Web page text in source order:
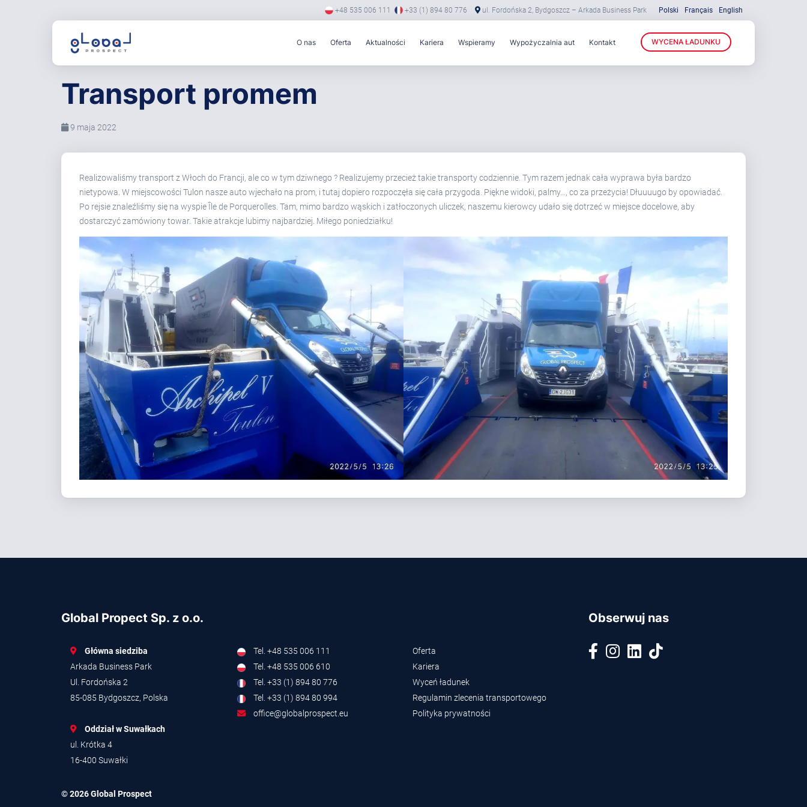
+48 535 006 111 +33 (1) 894 80 776 ul. Fordońska 2, Bydgoszcz – Arkada Business Park Polski Français English
O nas Oferta Aktualności Kariera Wspieramy Wypożyczalnia aut Kontakt WYCENA ŁADUNKU
Transport promem
9 maja 2022
Realizowaliśmy transport z Włoch do Francji, ale co w tym dziwnego ? Realizujemy przecież takie transporty codziennie. Tym razem jednak cała wyprawa była bardzo
nietypowa. W miejscowości Tulon nasze auto wjechało na prom, i tutaj dopiero rozpoczęła się cała przygoda. Piękne widoki, palmy…, co za przeżycia! Dłuuuugo by opowiadać.
Po rejsie znaleźliśmy się na wyspie Île de Porquerolles. Tam, mimo bardzo wąskich i zatłoczonych uliczek, naszemu kierowcy udało się dotrzeć w miejsce docelowe, aby
dostarczyć zamówiony towar. Takie atrakcje lubimy najbardziej. Miłego poniedziałku!
Global Propect Sp. z o.o.
Główna siedziba
Arkada Business Park
Ul. Fordońska 2
85-085 Bydgoszcz, Polska
Oddział w Suwałkach
ul. Krótka 4
16-400 Suwałki
Tel. +48 535 006 111
Tel. +48 535 006 610
Tel. +33 (1) 894 80 776
Tel. +33 (1) 894 80 994
office@globalprospect.eu
Oferta
Kariera
Wyceń ładunek
Regulamin zlecenia transportowego
Polityka prywatności
Obserwuj nas
© 2026 Global Prospect